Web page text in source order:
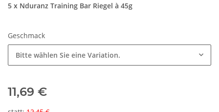
5 x Nduranz Training Bar Riegel à 45g
Geschmack
Bitte wählen Sie eine Variation.
11,69 €